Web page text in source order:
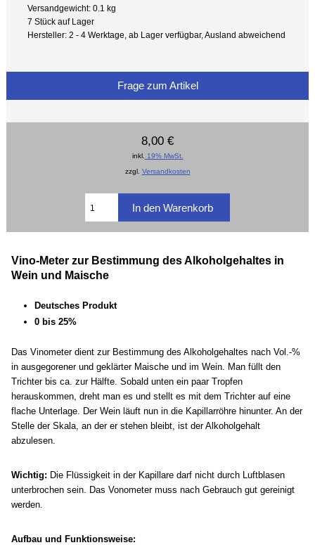
Versandgewicht: 0.1 kg
7 Stück auf Lager
Hersteller: 2 - 4 Werktage, ab Lager verfügbar, Ausland abweichend
Frage zum Artikel
8,00 €
inkl. 19% MwSt.
zzgl. Versandkosten
Vino-Meter zur Bestimmung des Alkoholgehaltes in
Wein und Maische
Deutsches Produkt
0 bis 25%
Das Vinometer dient zur Bestimmung des Alkoholgehaltes nach Vol.-%
in ausgegorener und geklärter Maische und im Wein. Man füllt den
Trichter bis ca. zur Hälfte. Sobald unten ein paar Tropfen
herauskommen, dreht man es und stellt es mit dem Trichter auf eine
flache Unterlage. Der Wein läuft nun in die Kapillarröhre hinunter. An der
Stelle der Skala, an der er stehen bleibt, ist der Alkoholgehalt
abzulesen.
Wichtig: Die Flüssigkeit in der Kapillare darf nicht durch Luftblasen
unterbrochen sein. Das Vonometer muss nach Gebrauch gut gereinigt
werden.
Aufbau und Funktionsweise: